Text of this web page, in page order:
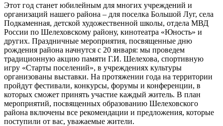
Этот год станет юбилейным для многих учреждений и
организаций нашего района – для поселка Большой Луг, села
Подкаменная, детской художественной школы, отдела МВД
России по Шелеховскому району, кинотеатра «Юность» и
других. Праздничные мероприятия, посвященные дню
рождения района начнутся с 20 января: мы проведем
традиционную акцию памяти Г.И. Шелехова, спортивную
игру «Старты поселений», в учреждениях культуры
организованы выставки. На протяжении года на территории
пройдут фестивали, конкурсы, форумы и конференции, в
которых сможет принять участие каждый житель. В план
мероприятий, посвященных образованию Шелеховского
района включены все рекомендации и предложения, которые
поступили от вас, уважаемые жители.